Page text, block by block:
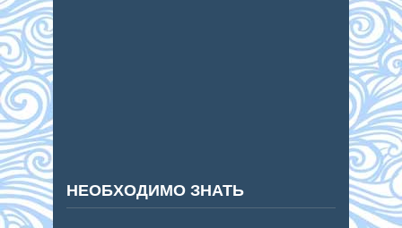
НЕОБХОДИМО ЗНАТЬ